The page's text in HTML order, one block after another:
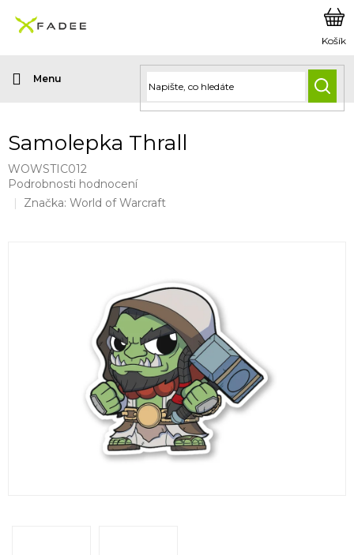
obsah
Samolepka Thrall
WOWSTIC012
Průměrné
hodnocení
Podrobnosti hodnocení
Značka: World of Warcraft